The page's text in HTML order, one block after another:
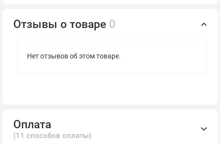
Отзывы о товаре 0
Нет отзывов об этом товаре.
Оплата
(11 способов оплаты)